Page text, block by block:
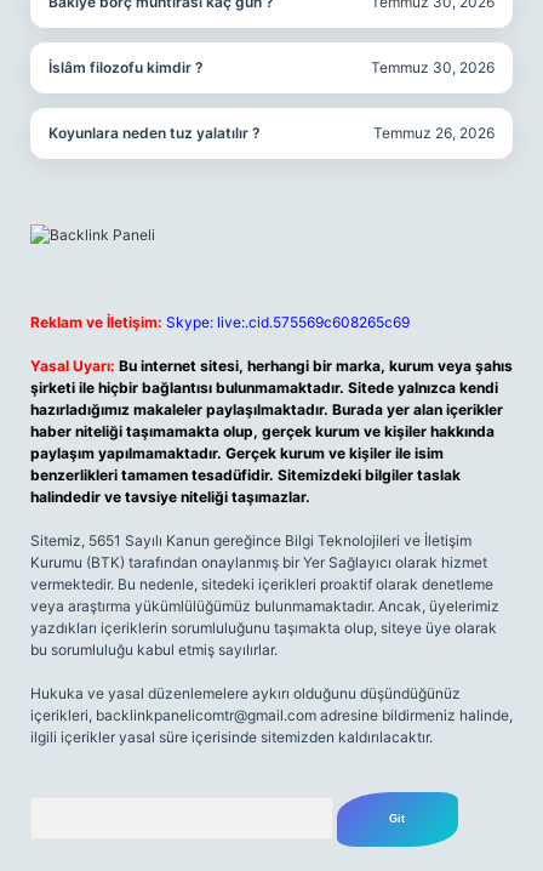
İslâm filozofu kimdir ? Temmuz 30, 2026
Koyunlara neden tuz yalatılır ? Temmuz 26, 2026
Reklam ve İletişim: Skype: live:.cid.575569c608265c69
Yasal Uyarı: Bu internet sitesi, herhangi bir marka, kurum veya şahıs
şirketi ile hiçbir bağlantısı bulunmamaktadır. Sitede yalnızca kendi
hazırladığımız makaleler paylaşılmaktadır. Burada yer alan içerikler
haber niteliği taşımamakta olup, gerçek kurum ve kişiler hakkında
paylaşım yapılmamaktadır. Gerçek kurum ve kişiler ile isim
benzerlikleri tamamen tesadüfidir. Sitemizdeki bilgiler taslak
halindedir ve tavsiye niteliği taşımazlar.
Sitemiz, 5651 Sayılı Kanun gereğince Bilgi Teknolojileri ve İletişim
Kurumu (BTK) tarafından onaylanmış bir Yer Sağlayıcı olarak hizmet
vermektedir. Bu nedenle, sitedeki içerikleri proaktif olarak denetleme
veya araştırma yükümlülüğümüz bulunmamaktadır. Ancak, üyelerimiz
yazdıkları içeriklerin sorumluluğunu taşımakta olup, siteye üye olarak
bu sorumluluğu kabul etmiş sayılırlar.
Hukuka ve yasal düzenlemelere aykırı olduğunu düşündüğünüz
içerikleri, backlinkpanelicomtr@gmail.com adresine bildirmeniz halinde,
ilgili içerikler yasal süre içerisinde sitemizden kaldırılacaktır.